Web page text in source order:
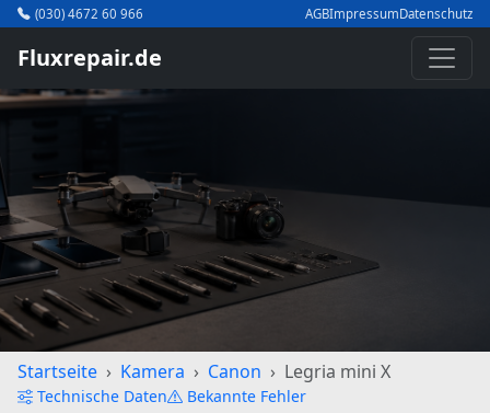
(030) 4672 60 966 AGBImpressumDatenschutz
Fluxrepair.de
Startseite Kamera Canon Legria mini X
Technische Daten Bekannte Fehler